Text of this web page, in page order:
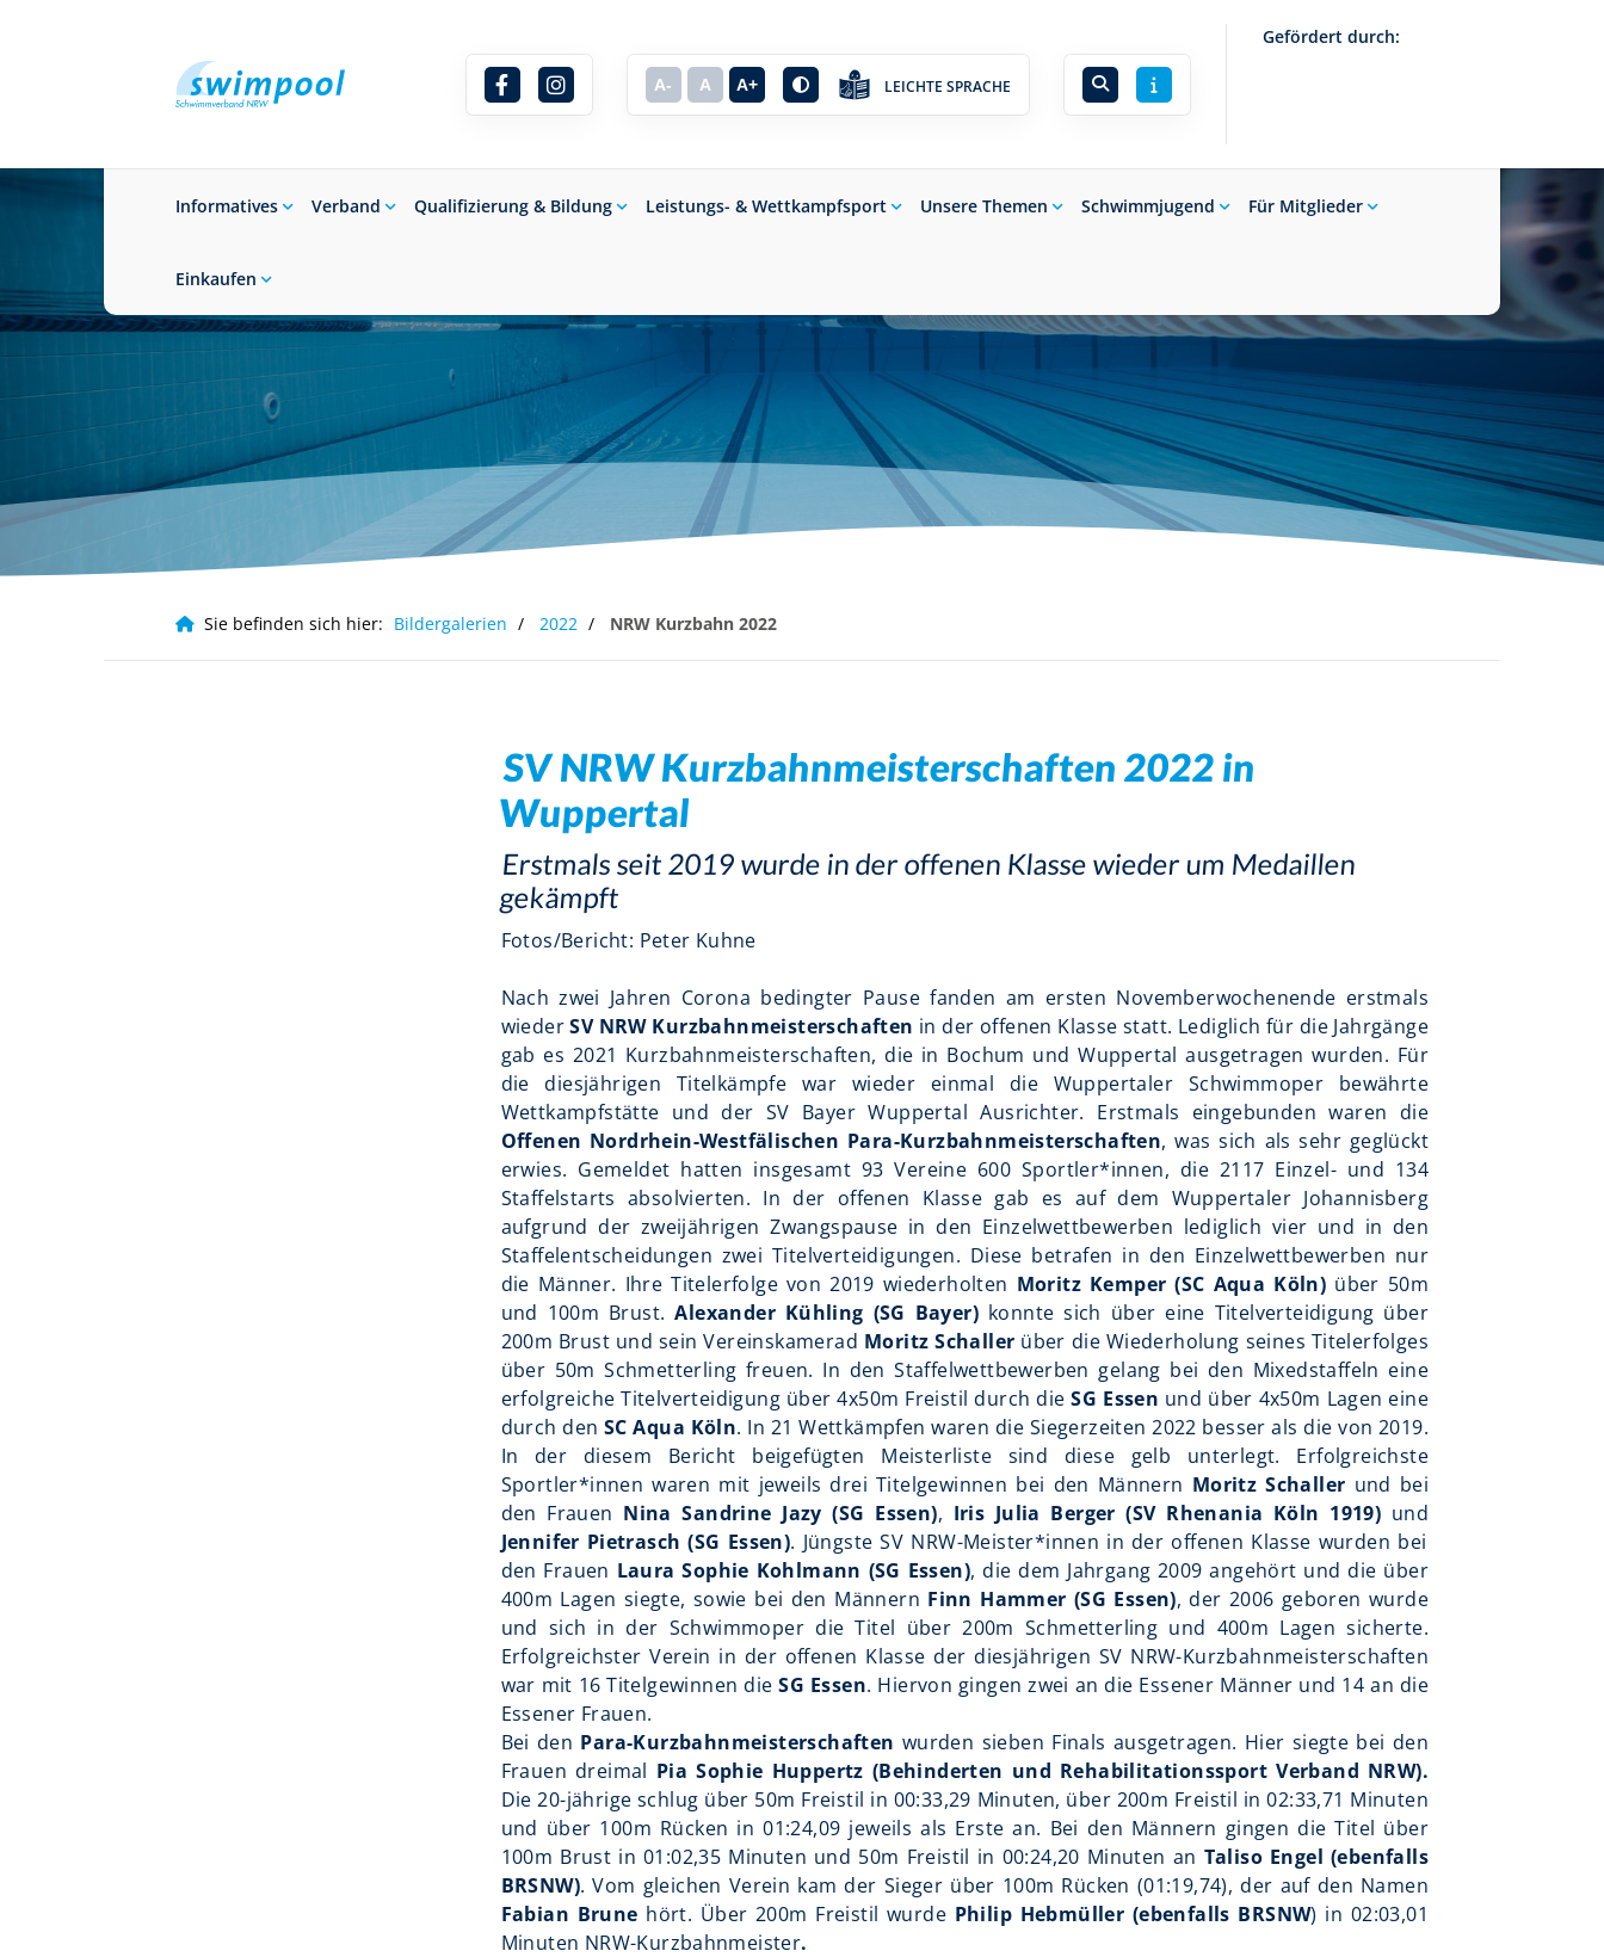
A- A A+ LEICHTE SPRACHE
Gefördert durch:
Informatives Verband Qualifizierung & Bildung Leistungs- & Wettkampfsport Unsere Themen Schwimmjugend Für Mitglieder
Einkaufen
Suchbegriff eingeben
Häufig gesucht
Infos für Eltern Infos für Vereine Qualifizierung
Sie befinden sich hier: Bildergalerien 2022 NRW Kurzbahn 2022
SV NRW Kurzbahnmeisterschaften 2022 in
Wuppertal
Erstmals seit 2019 wurde in der offenen Klasse wieder um Medaillen
gekämpft
Fotos/Bericht: Peter Kuhne
Nach zwei Jahren Corona bedingter Pause fanden am ersten Novemberwochenende erstmals
wiederSV NRW Kurzbahnmeisterschaften in der offenen Klasse statt. Lediglich für die Jahrgänge
gab es 2021 Kurzbahnmeisterschaften, die in Bochum und Wuppertal ausgetragen wurden. Für
die diesjährigen Titelkämpfe war wieder einmal die Wuppertaler Schwimmoper bewährte
Wettkampfstätte und der SV Bayer Wuppertal Ausrichter. Erstmals eingebunden waren die
Offenen Nordrhein-Westfälischen Para-Kurzbahnmeisterschaften, was sich als sehr geglückt
erwies. Gemeldet hatten insgesamt 93 Vereine 600 Sportler*innen, die 2117 Einzel- und 134
Staffelstarts absolvierten. In der offenen Klasse gab es auf dem Wuppertaler Johannisberg
aufgrund der zweijährigen Zwangspause in den Einzelwettbewerben lediglich vier und in den
Staffelentscheidungen zwei Titelverteidigungen. Diese betrafen in den Einzelwettbewerben nur
die Männer. Ihre Titelerfolge von 2019 wiederholten Moritz Kemper (SC Aqua Köln) über 50m
und 100m Brust. Alexander Kühling (SG Bayer) konnte sich über eine Titelverteidigung über
200m Brust und sein Vereinskamerad Moritz Schaller über die Wiederholung seines Titelerfolges
über 50m Schmetterling freuen. In den Staffelwettbewerben gelang bei den Mixedstaffeln eine
erfolgreiche Titelverteidigung über 4x50m Freistil durch dieSG Essen und über 4x50m Lagen eine
durch den SC Aqua Köln. In 21 Wettkämpfen waren die Siegerzeiten 2022 besser als die von 2019.
In der diesem Bericht beigefügten Meisterliste sind diese gelb unterlegt. Erfolgreichste
Sportler*innen waren mit jeweils drei Titelgewinnen bei den Männern Moritz Schaller und bei
den Frauen Nina Sandrine Jazy (SG Essen), Iris Julia Berger (SV Rhenania Köln 1919) und
Jennifer Pietrasch (SG Essen). Jüngste SV NRW-Meister*innen in der offenen Klasse wurden bei
den Frauen Laura Sophie Kohlmann (SG Essen), die dem Jahrgang 2009 angehört und die über
400m Lagen siegte, sowie bei den Männern Finn Hammer (SG Essen), der 2006 geboren wurde
und sich in der Schwimmoper die Titel über 200m Schmetterling und 400m Lagen sicherte.
Erfolgreichster Verein in der offenen Klasse der diesjährigen SV NRW-Kurzbahnmeisterschaften
war mit 16 Titelgewinnen dieSG Essen. Hiervon gingen zwei an die Essener Männer und 14 an die
Essener Frauen.
Bei den Para-Kurzbahnmeisterschaften wurden sieben Finals ausgetragen. Hier siegte bei den
Frauen dreimal Pia Sophie Huppertz (Behinderten und Rehabilitationssport Verband NRW).
Die 20-jährige schlug über 50m Freistil in 00:33,29 Minuten, über 200m Freistil in 02:33,71 Minuten
und über 100m Rücken in 01:24,09 jeweils als Erste an. Bei den Männern gingen die Titel über
100m Brust in 01:02,35 Minuten und 50m Freistil in 00:24,20 Minuten an Taliso Engel (ebenfalls
BRSNW). Vom gleichen Verein kam der Sieger über 100m Rücken (01:19,74), der auf den Namen
Fabian Brune hört. Über 200m Freistil wurdePhilip Hebmüller (ebenfalls BRSNW) in 02:03,01
Minuten NRW-Kurzbahnmeister.